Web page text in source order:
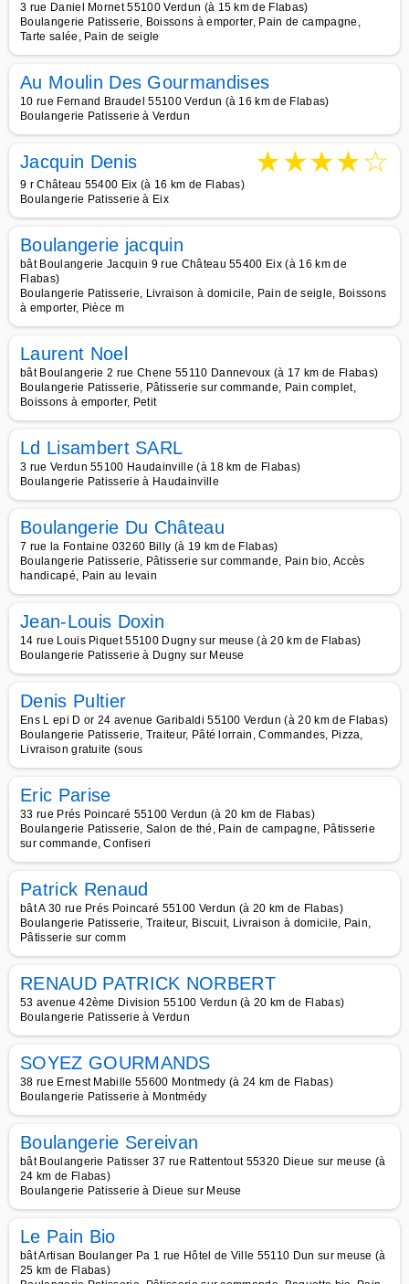
3 rue Daniel Mornet 55100 Verdun (à 15 km de Flabas)
Boulangerie Patisserie, Boissons à emporter, Pain de campagne,
Tarte salée, Pain de seigle
Au Moulin Des Gourmandises
10 rue Fernand Braudel 55100 Verdun (à 16 km de Flabas)
Boulangerie Patisserie à Verdun
Jacquin Denis ★★★★☆
9 r Château 55400 Eix (à 16 km de Flabas)
Boulangerie Patisserie à Eix
Boulangerie jacquin
bât Boulangerie Jacquin 9 rue Château 55400 Eix (à 16 km de
Flabas)
Boulangerie Patisserie, Livraison à domicile, Pain de seigle, Boissons
à emporter, Pièce m
Laurent Noel
bât Boulangerie 2 rue Chene 55110 Dannevoux (à 17 km de Flabas)
Boulangerie Patisserie, Pâtisserie sur commande, Pain complet,
Boissons à emporter, Petit
Ld Lisambert SARL
3 rue Verdun 55100 Haudainville (à 18 km de Flabas)
Boulangerie Patisserie à Haudainville
Boulangerie Du Château
7 rue la Fontaine 03260 Billy (à 19 km de Flabas)
Boulangerie Patisserie, Pâtisserie sur commande, Pain bio, Accès
handicapé, Pain au levain
Jean-Louis Doxin
14 rue Louis Piquet 55100 Dugny sur meuse (à 20 km de Flabas)
Boulangerie Patisserie à Dugny sur Meuse
Denis Pultier
Ens L epi D or 24 avenue Garibaldi 55100 Verdun (à 20 km de Flabas)
Boulangerie Patisserie, Traiteur, Pâté lorrain, Commandes, Pizza,
Livraison gratuite (sous
Eric Parise
33 rue Prés Poincaré 55100 Verdun (à 20 km de Flabas)
Boulangerie Patisserie, Salon de thé, Pain de campagne, Pâtisserie
sur commande, Confiseri
Patrick Renaud
bât A 30 rue Prés Poincaré 55100 Verdun (à 20 km de Flabas)
Boulangerie Patisserie, Traiteur, Biscuit, Livraison à domicile, Pain,
Pâtisserie sur comm
RENAUD PATRICK NORBERT
53 avenue 42ème Division 55100 Verdun (à 20 km de Flabas)
Boulangerie Patisserie à Verdun
SOYEZ GOURMANDS
38 rue Ernest Mabille 55600 Montmedy (à 24 km de Flabas)
Boulangerie Patisserie à Montmédy
Boulangerie Sereivan
bât Boulangerie Patisser 37 rue Rattentout 55320 Dieue sur meuse (à
24 km de Flabas)
Boulangerie Patisserie à Dieue sur Meuse
Le Pain Bio
bât Artisan Boulanger Pa 1 rue Hôtel de Ville 55110 Dun sur meuse (à
25 km de Flabas)